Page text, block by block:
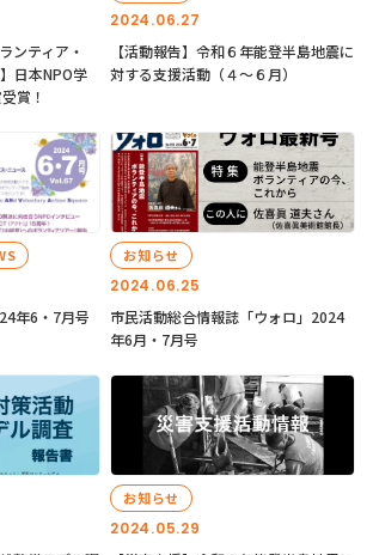
ンティア・
日本NPO学
賞！
2024.06.27
【活動報告】令和６年能登半島地震に
対する支援活動（４〜６月）
年6・7月号
2024.06.25
お知らせ
市民活動総合情報誌「ウォロ」2024
年6月・7月号
2024.05.29
お知らせ